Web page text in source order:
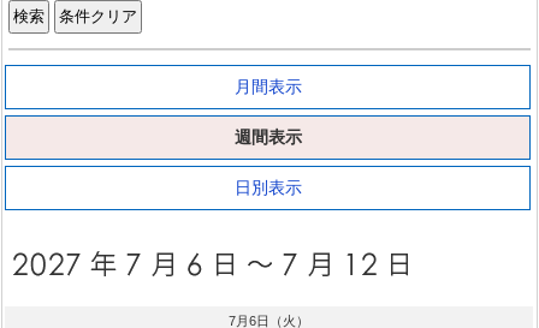
月間表示
週間表示
日別表示
7月6日（火）